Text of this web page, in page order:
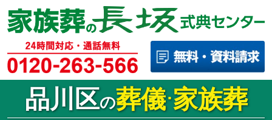
品川区の葬儀･家族葬